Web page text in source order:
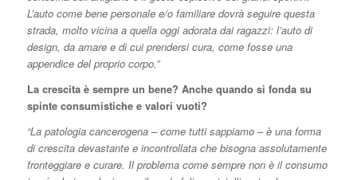
L’auto come bene personale e/o familiare dovrà seguire questa
strada, molto vicina a quella oggi adorata dai ragazzi: l’auto di
design, da amare e di cui prendersi cura, come fosse una
appendice del proprio corpo.”
La crescita è sempre un bene? Anche quando si fonda su
spinte consumistiche e valori vuoti?
“La patologia cancerogena – come tutti sappiamo – è una forma
di crescita devastante e incontrollata che bisogna assolutamente
fronteggiare e curare. Il problema come sempre non è il consumo